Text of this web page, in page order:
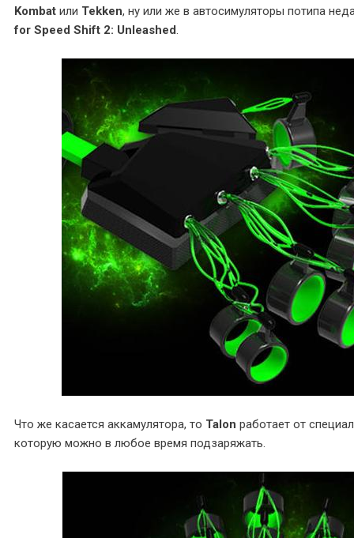
Kombat или Tekken, ну или же в автосимуляторы потипа
for Speed Shift 2: Unleashed.
Что же касается аккамулятора, то Talon работает от
которую можно в любое время подзаряжать.